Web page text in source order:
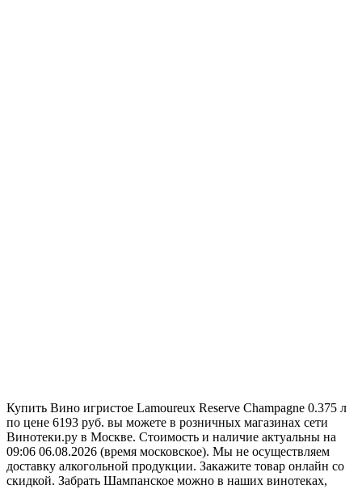
Купить Вино игристое Lamoureux Reserve Champagne 0.375 л
по цене 6193 руб. вы можете в розничных магазинах сети
Винотеки.ру в Москве. Стоимость и наличие актуальны на
09:06 06.08.2026 (время московское). Мы не осуществляем
доставку алкогольной продукции. Закажите товар онлайн со
скидкой. Забрать Шампанское можно в наших винотеках,